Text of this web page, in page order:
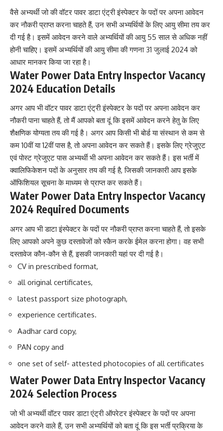
वैसे अभ्यर्थी जो की वॉटर पावर डाटा एंट्री इंस्पेक्टर के पदों पर अपना आवेदन
कर नौकरी प्राप्त करना चाहते हैं, उन सभी अभ्यर्थियों के लिए आयु सीमा तय कर
दी गई है। इसमें आवेदन करने वाले अभ्यर्थियों की आयु 55 साल से अधिक नहीं
होनी चाहिए। इसमें अभ्यर्थियों की आयु सीमा की गणना 31 जुलाई 2024 को
आधार मानकर किया जा रहा है।
Water Power Data Entry Inspector Vacancy
2024 Education Details
अगर आप भी वॉटर पावर डाटा एंट्री इंस्पेक्टर के पदों पर अपना आवेदन कर
नौकरी पाना चाहते हैं, तो मैं आपको बता दूं कि इसमें आवेदन करने हेतु के लिए
शैक्षणिक योग्यता तय की गई है। अगर आप किसी भी बोर्ड या संस्थान से कम से
कम 10वीं या 12वीं पास है, तो अपना आवेदन कर सकते हैं। इसके लिए ग्रेजुएट
एवं पोस्ट ग्रेजुएट पास अभ्यर्थी भी अपना आवेदन कर सकते हैं। इस भर्ती में
क्वालिफिकेशन पदों के अनुसार तय की गई है, जिसकी जानकारी आप इसके
ऑफिशियल सूचना के माध्यम से प्राप्त कर सकते हैं।
Water Power Data Entry Inspector Vacancy
2024 Required Documents
अगर आप भी डाटा इंस्पेक्टर के पदों पर नौकरी प्राप्त करना चाहते हैं, तो इसके
लिए आपको अपने कुछ दस्तावेजों को स्कैन करके ईमेल करना होगा। वह सभी
दस्तावेज कौन-कौन से हैं, इसकी जानकारी यहां पर दी गई है।
CV in prescribed format,
all original certificates,
latest passport size photograph,
experience certificates.
Aadhar card copy,
PAN copy and
one set of self- attested photocopies of all certificates
Water Power Data Entry Inspector Vacancy
2024 Selection Process
जो भी अभ्यर्थी वॉटर पावर डाटा एंट्री ऑपरेटर इंस्पेक्टर के पदों पर अपना
आवेदन करने वाले हैं, उन सभी अभ्यर्थियों को बता दूं कि इस भर्ती प्रक्रिया के